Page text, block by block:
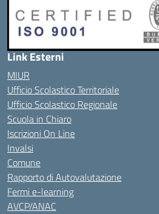
Link Esterni
MIUR
Ufficio Scolastico Territoriale
Ufficio Scolastico Regionale
Scuola in Chiaro
Iscrizioni On Line
Invalsi
Comune
Rapporto di Autovalutazione
Fermi e-learning
AVCP/ANAC